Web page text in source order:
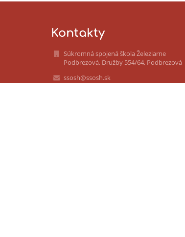
Kontakty
Súkromná spojená škola Železiarne
Podbrezová, Družby 554/64, Podbrezová
ssosh@ssosh.sk